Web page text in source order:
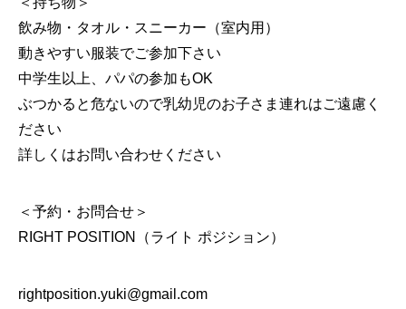
飲み物・タオル・スニーカー（室内用）
動きやすい服装でご参加下さい
中学生以上、パパの参加もOK
ぶつかると危ないので乳幼児のお子さま連れはご遠慮く
ださい
詳しくはお問い合わせください
＜予約・お問合せ＞
RIGHT POSITION（ライト ポジション）
rightposition.yuki@gmail.com